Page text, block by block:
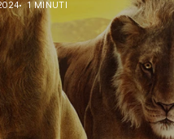
1 MINUTI